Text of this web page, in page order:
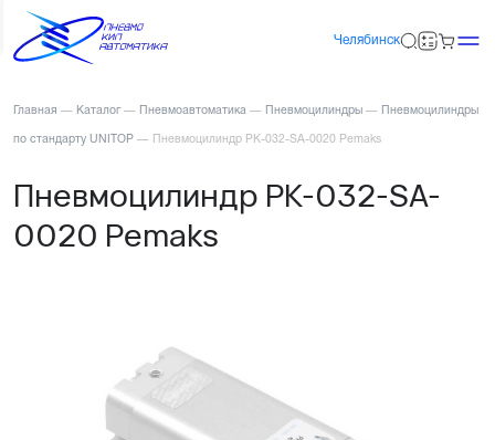
Челябинск
Главная — Каталог — Пневмоавтоматика — Пневмоцилиндры — Пневмоцилиндры
по стандарту UNITOP — Пневмоцилиндр PK-032-SA-0020 Pemaks
Пневмоцилиндр PK-032-SA-
0020 Pemaks